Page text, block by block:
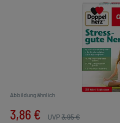
Abbildung ähnlich
3,86 € UVP3,95 €